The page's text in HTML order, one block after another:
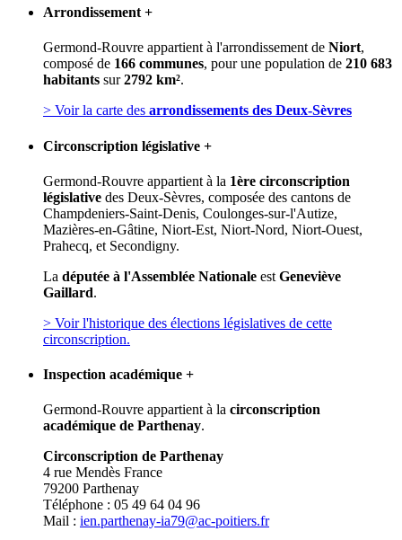
Arrondissement +
Germond-Rouvre appartient à l'arrondissement de Niort,
composé de 166 communes, pour une population de 210 683
habitants sur2792 km².
> Voir la carte des arrondissements des Deux-Sèvres
Circonscription législative +
Germond-Rouvre appartient à la 1ère circonscription
législative des Deux-Sèvres, composée des cantons de
Champdeniers-Saint-Denis, Coulonges-sur-l'Autize,
Mazières-en-Gâtine, Niort-Est, Niort-Nord, Niort-Ouest,
Prahecq, et Secondigny.
La députée à l'Assemblée Nationale est Geneviève
Gaillard.
> Voir l'historique des élections législatives de cette
circonscription.
Inspection académique +
Germond-Rouvre appartient à la circonscription
académique de Parthenay.
Circonscription de Parthenay
4 rue Mendès France
79200 Parthenay
Téléphone : 05 49 64 04 96
Mail : ien.parthenay-ia79@ac-poitiers.fr